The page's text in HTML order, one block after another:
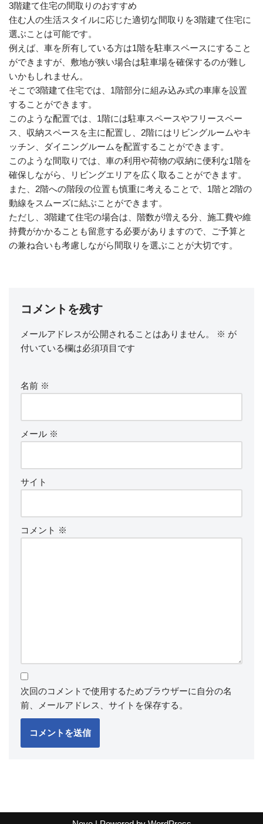
3階建て住宅の間取りのおすすめ
住む人の生活スタイルに応じた適切な間取りを3階建て住宅に
選ぶことは可能です。
例えば、車を所有している方は1階を駐車スペースにすること
ができますが、敷地が狭い場合は駐車場を確保するのが難し
いかもしれません。
そこで3階建て住宅では、1階部分に組み込み式の車庫を設置
することができます。
このような配置では、1階には駐車スペースやフリースペー
ス、収納スペースを主に配置し、2階にはリビングルームやキ
ッチン、ダイニングルームを配置することができます。
このような間取りでは、車の利用や荷物の収納に便利な1階を
確保しながら、リビングエリアを広く取ることができます。
また、2階への階段の位置も慎重に考えることで、1階と2階の
動線をスムーズに結ぶことができます。
ただし、3階建て住宅の場合は、階数が増える分、施工費や維
持費がかかることも留意する必要がありますので、ご予算と
の兼ね合いも考慮しながら間取りを選ぶことが大切です。
コメントを残す
メールアドレスが公開されることはありません。 ※ が
付いている欄は必須項目です
名前 ※
メール ※
サイト
コメント ※
次回のコメントで使用するためブラウザーに自分の名
前、メールアドレス、サイトを保存する。